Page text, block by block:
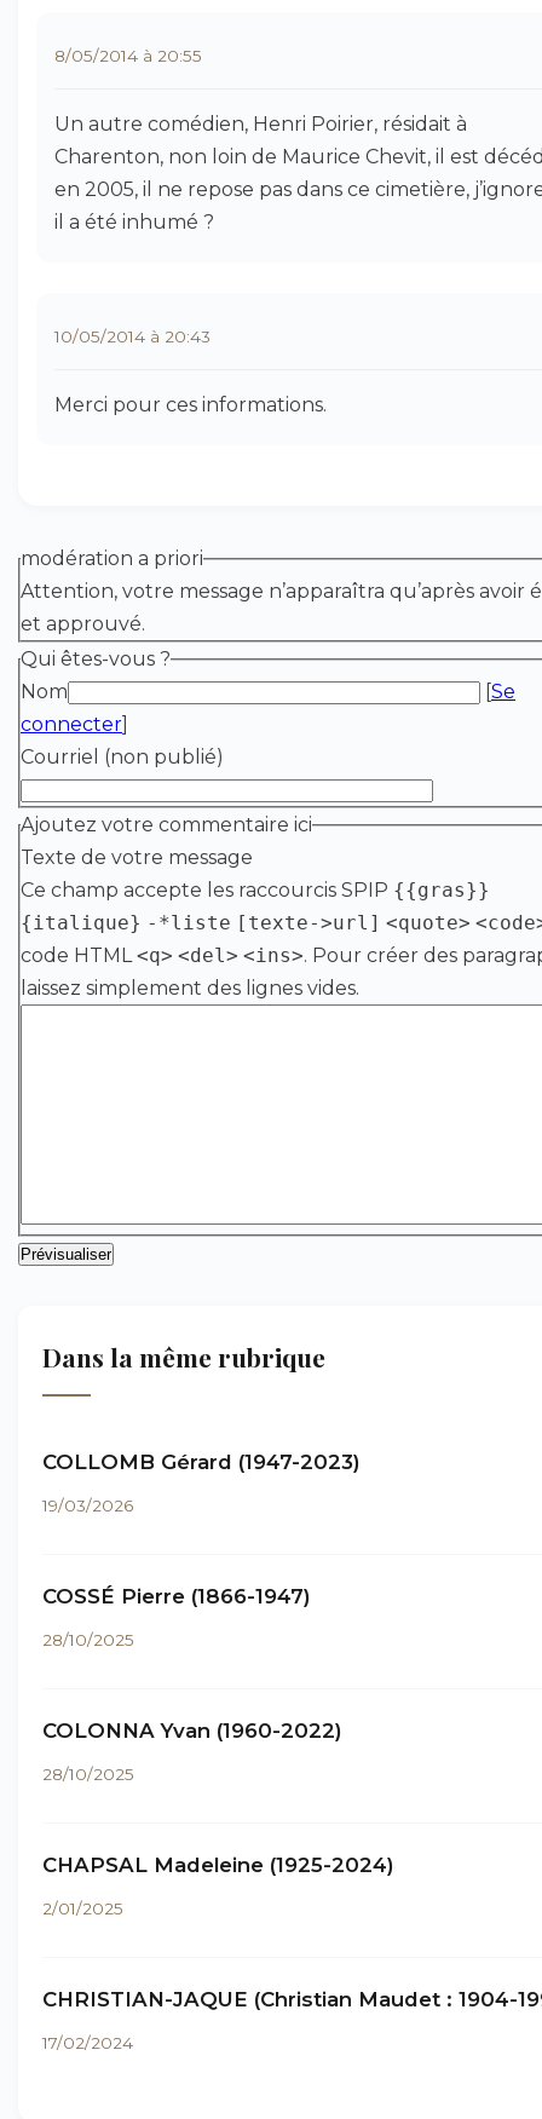
8/05/2014 à 20:55
Un autre comédien, Henri Poirier, résidait à
Charenton, non loin de Maurice Chevit, il est
en 2005, il ne repose pas dans ce cimetière,
il a été inhumé ?
10/05/2014 à 20:43
Merci pour ces informations.
modération a priori
Attention, votre message n’apparaîtra qu’après avoir
et approuvé.
Qui êtes-vous ?
Nom
[Se
connecter]
Courriel (non publié)
Ajoutez votre commentaire ici
Texte de votre message
Ce champ accepte les raccourcis SPIP {{gras}}
{italique} -*liste [texte->url] <quote>
code HTML<q> <del> <ins>. Pour créer des
laissez simplement des lignes vides.
Dans la même rubrique
COLLOMB Gérard (1947-2023)
19/03/2026
COSSÉ Pierre (1866-1947)
28/10/2025
COLONNA Yvan (1960-2022)
28/10/2025
CHAPSAL Madeleine (1925-2024)
2/01/2025
CHRISTIAN-JAQUE (Christian Maudet : 1904-
17/02/2024